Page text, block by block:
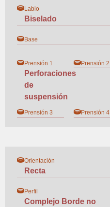
Labio
Biselado
Base
Prensión 1
Perforaciones
de
suspensión
Prensión 2
Prensión 3 Prensión 4
Orientación
Recta
Perfil
Complejo Borde no